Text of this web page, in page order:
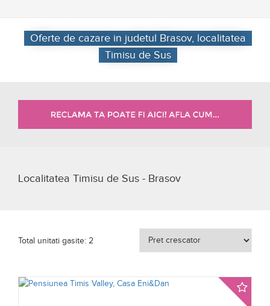
Oferte de cazare in judetul Brasov, localitatea
Timisu de Sus
Localitatea Timisu de Sus - Brasov
Total unitati gasite: 2